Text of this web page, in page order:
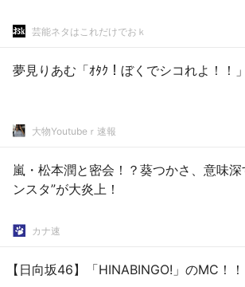
芸能ネタはこれだけでおｋ
夢見りあむ「ｵﾀｸ！ぼくでシコれよ！！」
大物Youtubeｒ速報
嵐・松本潤と密会！？葵つかさ、意味深
ンスタ”が大炎上！
カナ速
【日向坂46】「HINABINGO!」のMC！！